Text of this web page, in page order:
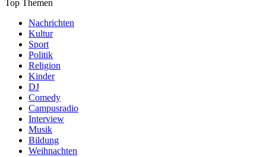
Top Themen
Nachrichten
Kultur
Sport
Politik
Religion
Kinder
DJ
Comedy
Campusradio
Interview
Musik
Bildung
Weihnachten